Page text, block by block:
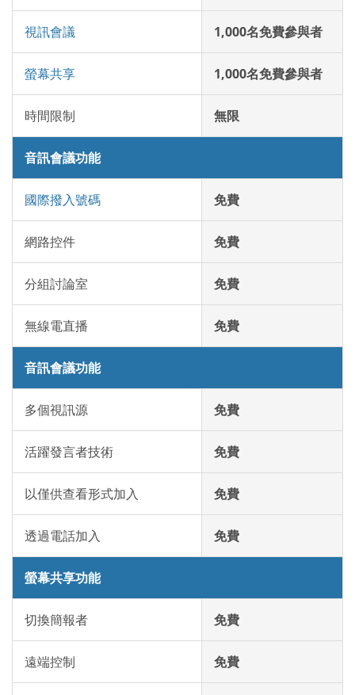
視訊會議 1,000名免費參與者
螢幕共享 1,000名免費參與者
時間限制 無限
音訊會議功能
國際撥入號碼 免費
網路控件 免費
分組討論室 免費
無線電直播 免費
音訊會議功能
多個視訊源 免費
活躍發言者技術 免費
以僅供查看形式加入 免費
透過電話加入 免費
螢幕共享功能
切換簡報者 免費
遠端控制 免費